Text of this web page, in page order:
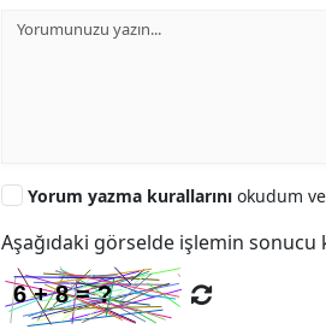
Yorum yazma kurallarını okudum
Aşağıdaki görselde işlemin sonucu